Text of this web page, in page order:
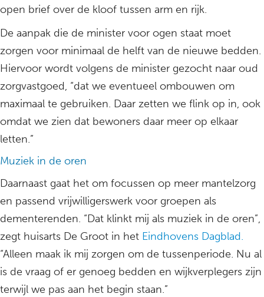
open brief over de kloof tussen arm en rijk.
De aanpak die de minister voor ogen staat moet
zorgen voor minimaal de helft van de nieuwe bedden.
Hiervoor wordt volgens de minister gezocht naar oud
zorgvastgoed, “dat we eventueel ombouwen om
maximaal te gebruiken. Daar zetten we flink op in, ook
omdat we zien dat bewoners daar meer op elkaar
letten.”
Muziek in de oren
Daarnaast gaat het om focussen op meer mantelzorg
en passend vrijwilligerswerk voor groepen als
dementerenden. “Dat klinkt mij als muziek in de oren”,
zegt huisarts De Groot in het Eindhovens Dagblad.
“Alleen maak ik mij zorgen om de tussenperiode. Nu al
is de vraag of er genoeg bedden en wijkverplegers zijn
terwijl we pas aan het begin staan.”